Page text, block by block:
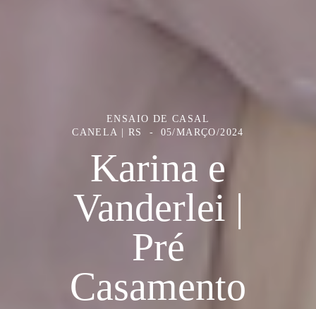
ENSAIO DE CASAL
CANELA | RS
05/MARÇO/2024
Karina e
Vanderlei |
Pré
Casamento